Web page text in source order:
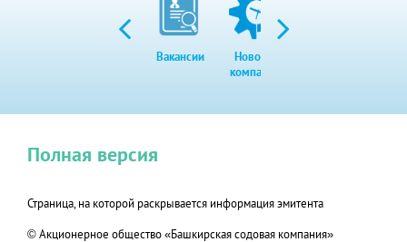
Вакансии
Новости
компании
Страница, на которой раскрывается информация эмитента
© Акционерное общество «Башкирская содовая компания»
Полная версия